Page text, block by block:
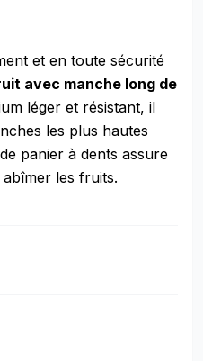
et en toute sécurité
avec manche long de
léger et résistant, il
les plus hautes
panier à dents assure
les fruits.